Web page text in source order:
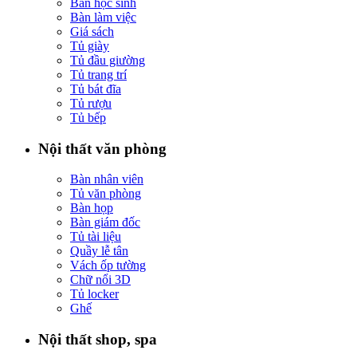
Bàn làm việc
Giá sách
Tủ giày
Tủ đầu giường
Tủ trang trí
Tủ bát đĩa
Tủ rượu
Tủ bếp
Nội thất văn phòng
Bàn nhân viên
Tủ văn phòng
Bàn họp
Bàn giám đốc
Tủ tài liệu
Quầy lễ tân
Vách ốp tường
Chữ nổi 3D
Tủ locker
Ghế
Nội thất shop, spa